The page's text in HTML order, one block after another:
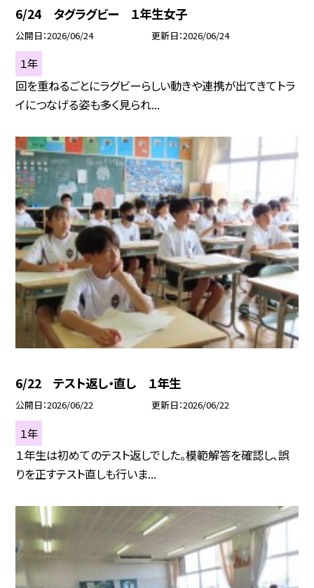
6/24 タグラグビー １年生女子
公開日 2026/06/24 更新日 2026/06/24
１年
回を重ねるごとにラグビーらしい動きや連携が出てきてトラ
イにつなげる姿も多く見られ...
6/22 テスト返し・直し １年生
公開日 2026/06/22 更新日 2026/06/22
１年
１年生は初めてのテスト返しでした。模範解答を確認し、誤
りを正すテスト直しも行いま...